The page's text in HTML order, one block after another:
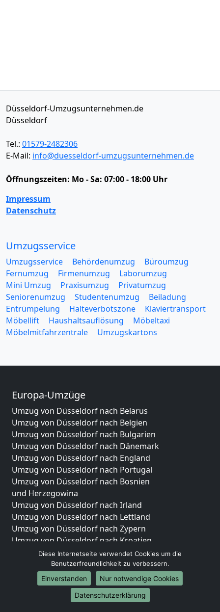
Düsseldorf-Umzugsunternehmen.de
Düsseldorf
Tel.: 01579-2482306
E-Mail: info@duesseldorf-umzugsunternehmen.de
Öffnungszeiten: Mo - Sa: 07:00 - 18:00 Uhr
Impressum
Datenschutz
Umzugsservice
Umzugsservice Behördenumzug
Büroumzug
Fernumzug
Firmenumzug
Laborumzug
Mini Umzug
Praxisumzug
Privatumzug
Seniorenumzug
Studentenumzug
Beiladung
Entrümpelung
Halteverbotszone
Klaviertransport
Möbellift
Haushaltsauflösung
Möbeltaxi
Möbelmitfahrzentrale
Umzugskartons
Europa-Umzüge
Umzug von Düsseldorf nach Belarus
Umzug von Düsseldorf nach Belgien
Umzug von Düsseldorf nach Bulgarien
Umzug von Düsseldorf nach Dänemark
Umzug von Düsseldorf nach England
Umzug von Düsseldorf nach Portugal
Umzug von Düsseldorf nach Bosnien
und Herzegowina
Umzug von Düsseldorf nach Irland
Umzug von Düsseldorf nach Lettland
Umzug von Düsseldorf nach Zypern
Umzug von Düsseldorf nach Kroatien
Umzug von Düsseldorf nach Estland
Umzug von Düsseldorf nach Finnland
Umzug von Düsseldorf nach Frankreich
Umzug von Düsseldorf nach Griechenland
Umzug von Düsseldorf nach Italien
Diese Internetseite verwendet Cookies um die
Benutzerfreundlichkeit zu verbessern.
Einverstanden
Nur notwendige Cookies
Datenschutzerklärung